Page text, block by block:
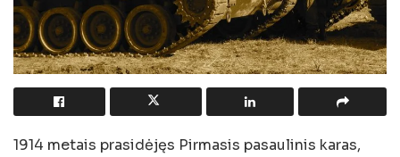
1914 metais prasidėjęs Pirmasis pasaulinis karas,